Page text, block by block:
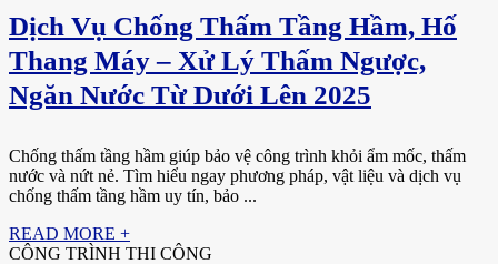
Dịch Vụ Chống Thấm Tầng Hầm, Hố
Thang Máy – Xử Lý Thấm Ngược,
Ngăn Nước Từ Dưới Lên 2025
Chống thấm tầng hầm giúp bảo vệ công trình khỏi ẩm mốc, thấm
nước và nứt nẻ. Tìm hiểu ngay phương pháp, vật liệu và dịch vụ
chống thấm tầng hầm uy tín, bảo ...
READ MORE +
CÔNG TRÌNH THI CÔNG